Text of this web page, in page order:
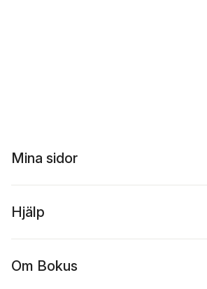
Mina sidor
Hjälp
Om Bokus